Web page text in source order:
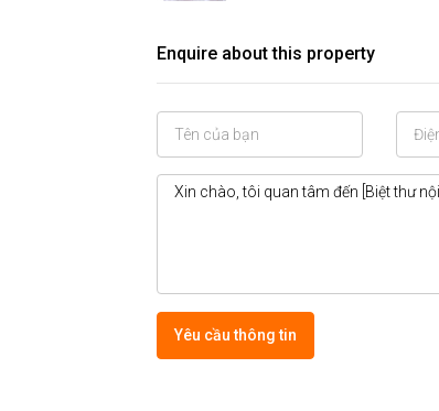
Enquire about this property
Yêu cầu thông tin